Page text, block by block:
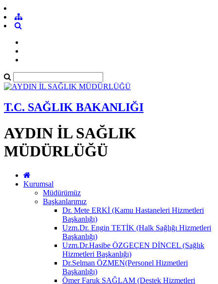
T.C. SAĞLIK BAKANLIĞI
AYDIN İL SAĞLIK
MÜDÜRLÜĞÜ
Kurumsal
Müdürümüz
Başkanlarımız
Dr. Mete ERKİ (Kamu Hastaneleri Hizmetleri
Başkanlığı)
Uzm.Dr. Engin TETİK (Halk Sağlığı Hizmetleri
Başkanlığı)
Uzm.Dr.Hasibe ÖZGEÇEN DİNCEL (Sağlık
Hizmetleri Başkanlığı)
Dr.Selman ÖZMEN(Personel Hizmetleri
Başkanlığı)
Ömer Faruk SAĞLAM (Destek Hizmetleri